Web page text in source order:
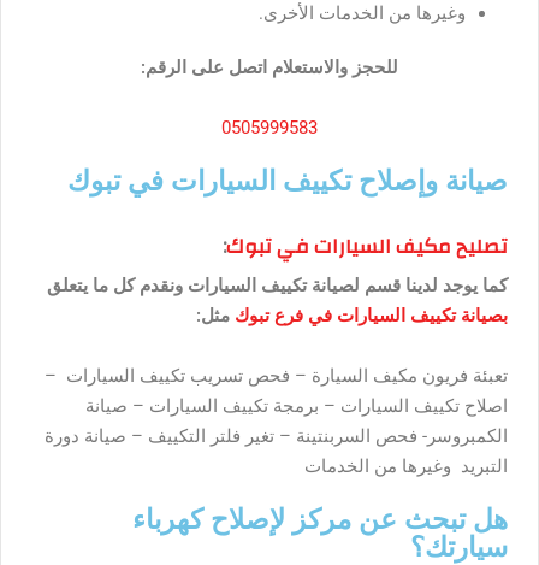
وغيرها من الخدمات الأخرى.
للحجز والاستعلام اتصل على الرقم:
0505999583
صيانة وإصلاح تكييف السيارات في تبوك
تصليح مكيف السيارات في تبوك:
كما يوجد لدينا قسم لصيانة تكييف السيارات ونقدم كل ما يتعلق
بصيانة تكييف السيارات في فرع تبوك مثل:
تعبئة فريون مكيف السيارة – فحص تسريب تكييف السيارات –
اصلاح تكييف السيارات – برمجة تكييف السيارات – صيانة
الكمبروسر- فحص السربنتينة – تغير فلتر التكييف – صيانة دورة
التبريد وغيرها من الخدمات
هل تبحث عن مركز لإصلاح كهرباء
سيارتك؟